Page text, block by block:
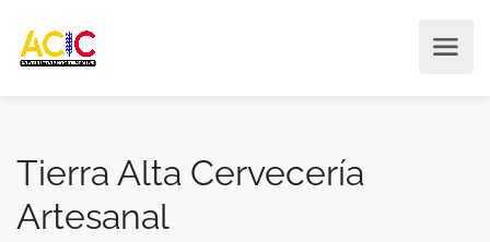
Tierra Alta Cervecería
Artesanal